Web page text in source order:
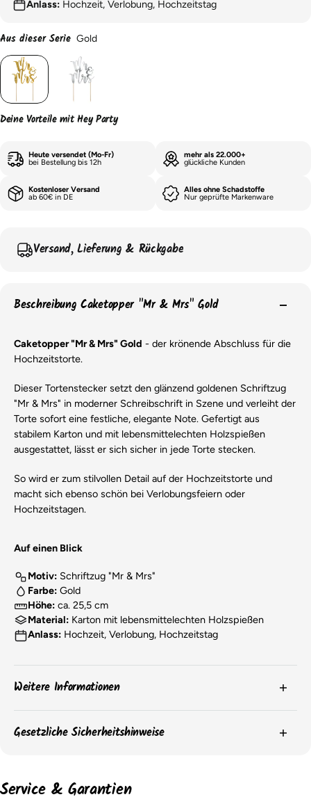
Anlass: Hochzeit, Verlobung, Hochzeitstag
Aus dieser Serie Gold
Deine Vorteile mit Hey Party
Heute versendet (Mo-Fr)
bei Bestellung bis 12h
mehr als 22.000+
glückliche Kunden
Kostenloser Versand
ab 60€ in DE
Alles ohne Schadstoffe
Nur geprüfte Markenware
Versand, Lieferung & Rückgabe
Beschreibung Caketopper "Mr & Mrs" Gold
Caketopper "Mr & Mrs" Gold - der krönende Abschluss für die
Hochzeitstorte.
Dieser Tortenstecker setzt den glänzend goldenen Schriftzug
"Mr & Mrs" in moderner Schreibschrift in Szene und verleiht der
Torte sofort eine festliche, elegante Note. Gefertigt aus
stabilem Karton und mit lebensmittelechten Holzspießen
ausgestattet, lässt er sich sicher in jede Torte stecken.
So wird er zum stilvollen Detail auf der Hochzeitstorte und
macht sich ebenso schön bei Verlobungsfeiern oder
Hochzeitstagen.
Auf einen Blick
Motiv: Schriftzug "Mr & Mrs"
Farbe: Gold
Höhe: ca. 25,5 cm
Material: Karton mit lebensmittelechten Holzspießen
Anlass: Hochzeit, Verlobung, Hochzeitstag
Weitere Informationen
Die Farben
der Produkte können aufgrund von
wir haben möglicherweise nicht immer aktuelle Bilder der
Gesetzliche Sicherheitshinweise
der Produkte.
Service & Garantien